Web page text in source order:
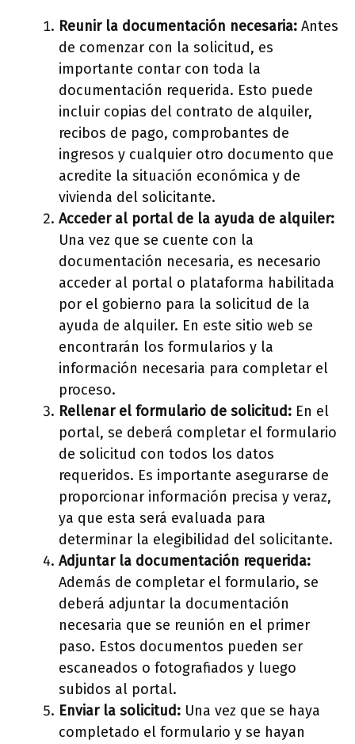
Reunir la documentación necesaria: Antes
de comenzar con la solicitud, es
importante contar con toda la
documentación requerida. Esto puede
incluir copias del contrato de alquiler,
recibos de pago, comprobantes de
ingresos y cualquier otro documento que
acredite la situación económica y de
vivienda del solicitante.
Acceder al portal de la ayuda de alquiler:
Una vez que se cuente con la
documentación necesaria, es necesario
acceder al portal o plataforma habilitada
por el gobierno para la solicitud de la
ayuda de alquiler. En este sitio web se
encontrarán los formularios y la
información necesaria para completar el
proceso.
Rellenar el formulario de solicitud: En el
portal, se deberá completar el formulario
de solicitud con todos los datos
requeridos. Es importante asegurarse de
proporcionar información precisa y veraz,
ya que esta será evaluada para
determinar la elegibilidad del solicitante.
Adjuntar la documentación requerida:
Además de completar el formulario, se
deberá adjuntar la documentación
necesaria que se reunión en el primer
paso. Estos documentos pueden ser
escaneados o fotografiados y luego
subidos al portal.
Enviar la solicitud: Una vez que se haya
completado el formulario y se hayan